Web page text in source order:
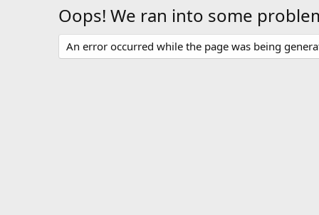
Oops! We ran into some
An error occurred while the page was being